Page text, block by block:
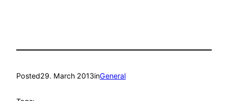
Posted29. March 2013inGeneral